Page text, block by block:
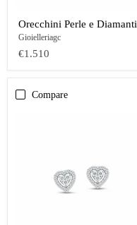
Orecchini Perle e Diamanti
Gioielleriagc
€1.510
Compare